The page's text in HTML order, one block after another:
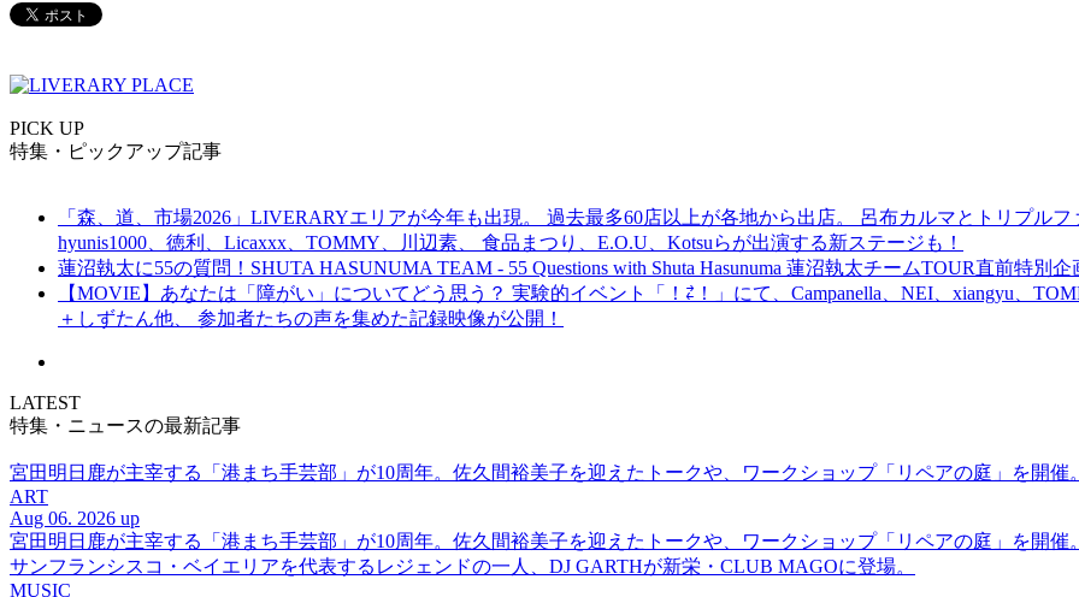
PICK UP
特集・ピックアップ記事
「森、道、市場2026」LIVERARYエリアが今年も出現。 過去最多60店以上が各地から出店。 呂布カルマとトリプル
hyunis1000、徳利、Licaxxx、TOMMY、川辺素、 食品まつり、E.O.U、Kotsuらが出演する新ステージも！
蓮沼執太に55の質問！SHUTA HASUNUMA TEAM - 55 Questions with Shuta Hasunuma 蓮沼執太チームTOUR直前特別
【MOVIE】あなたは「障がい」についてどう思う？ 実験的イベント「！⇄！」にて、Campanella、NEI、xiangyu、
＋しずたん他、 参加者たちの声を集めた記録映像が公開！
LATEST
特集・ニュースの最新記事
宮田明日鹿が主宰する「港まち手芸部」が10周年。佐久間裕美子を迎えたトークや、ワークショップ「リペアの庭」を開催
ART
Aug 06. 2026 up
宮田明日鹿が主宰する「港まち手芸部」が10周年。佐久間裕美子を迎えたトークや、ワークショップ「リペアの庭」を開催
サンフランシスコ・ベイエリアを代表するレジェンドの一人、DJ GARTHが新栄・CLUB MAGOに登場。
MUSIC